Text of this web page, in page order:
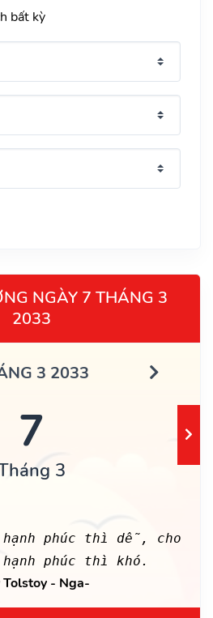
bất kỳ
NGÀY 7 THÁNG 3
2033
3 2033
7
3
hạnh phúc thì dễ, cho
phúc thì khó.
Tolstoy - Nga-